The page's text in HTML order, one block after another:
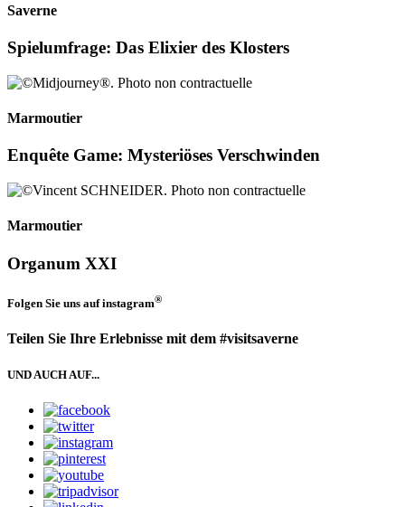
Saverne
Spielumfrage: Das Elixier des Klosters
Marmoutier
Enquête Game: Mysteriöses Verschwinden
Marmoutier
Organum XXI
Folgen Sie uns aufinstagram®
Teilen Sie Ihre Erlebnisse mit dem #visitsaverne
UND AUCH AUF...